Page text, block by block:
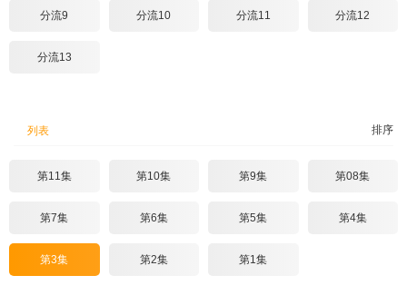
分流9 分流10 分流11 分流12
分流13
排序
列表
第11集 第10集 第9集 第08集
第7集 第6集 第5集 第4集
第3集 第2集 第1集